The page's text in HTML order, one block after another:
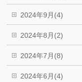
2024年9月(4)
2024年8月(2)
2024年7月(8)
2024年6月(4)